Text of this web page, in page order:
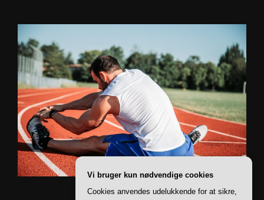
Vi bruger kun nødvendige cookies
Cookies anvendes udelukkende for at sikre,